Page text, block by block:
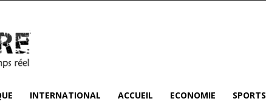
INTERNATIONAL ACCUEIL ECONOMIE SPORTS